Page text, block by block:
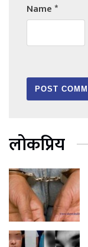
Name*
लोकप्रिय